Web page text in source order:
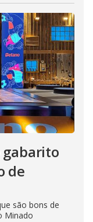
gabarito
de
são bons de
Minado